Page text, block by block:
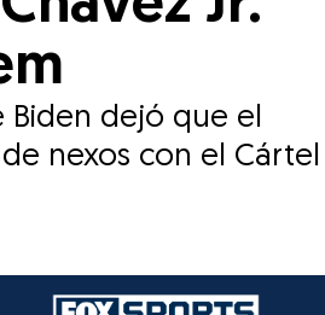
Biden dejó que el
de nexos con el